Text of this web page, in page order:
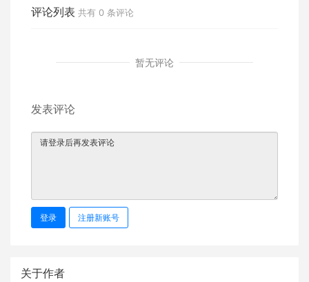
评论列表 共有 0 条评论
暂无评论
发表评论
登录 注册新账号
关于作者